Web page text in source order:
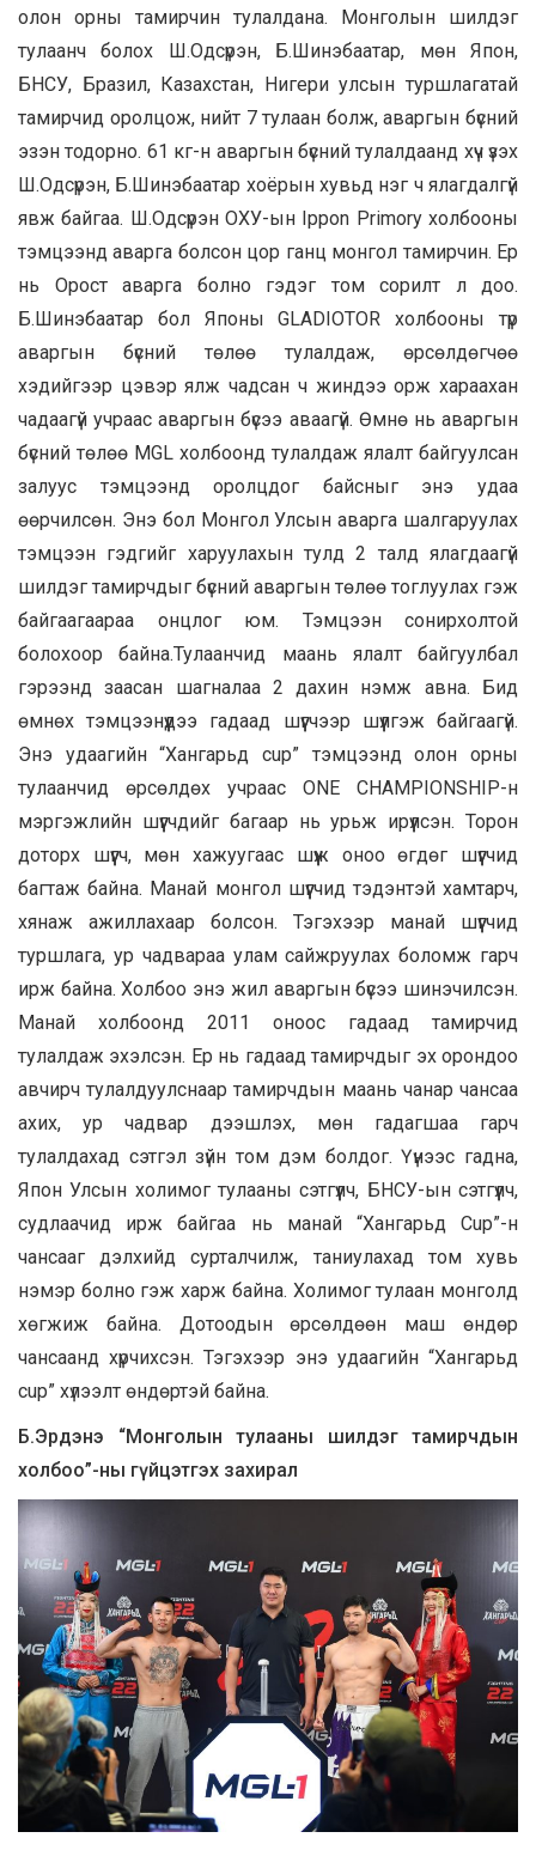
олон орны тамирчин тулалдана. Монголын шилдэг
тулаанч болох Ш.Одсүрэн, Б.Шинэбаатар, мөн Япон,
БНСУ, Бразил, Казахстан, Нигери улсын туршлагатай
тамирчид оролцож, нийт 7 тулаан болж, аваргын бүсний
эзэн тодорно. 61 кг-н аваргын бүсний тулалдаанд хүч үзэх
Ш.Одсүрэн, Б.Шинэбаатар хоёрын хувьд нэг ч ялагдалгүй
явж байгаа. Ш.Одсүрэн ОХУ-ын Ippon Primory холбооны
тэмцээнд аварга болсон цор ганц монгол тамирчин. Ер
нь Орост аварга болно гэдэг том сорилт л доо.
Б.Шинэбаатар бол Японы GLADIOTOR холбооны түр
аваргын бүсний төлөө тулалдаж, өрсөлдөгчөө
хэдийгээр цэвэр ялж чадсан ч жиндээ орж хараахан
чадаагүй учраас аваргын бүсээ аваагүй. Өмнө нь аваргын
бүсний төлөө MGL холбоонд тулалдаж ялалт байгуулсан
залуус тэмцээнд оролцдог байсныг энэ удаа
өөрчилсөн. Энэ бол Монгол Улсын аварга шалгаруулах
тэмцээн гэдгийг харуулахын тулд 2 талд ялагдаагүй
шилдэг тамирчдыг бүсний аваргын төлөө тоглуулах гэж
байгаагаараа онцлог юм. Тэмцээн сонирхолтой
болохоор байна.Тулаанчид маань ялалт байгуулбал
гэрээнд заасан шагналаа 2 дахин нэмж авна. Бид
өмнөх тэмцээнүүдээ гадаад шүүгчээр шүүлгэж байгаагүй.
Энэ удаагийн “Хангарьд cup” тэмцээнд олон орны
тулаанчид өрсөлдөх учраас ONE CHAMPIONSHIP-н
мэргэжлийн шүүгчдийг багаар нь урьж ирүүлсэн. Торон
доторх шүүгч, мөн хажуугаас шүүж оноо өгдөг шүүгчид
багтаж байна. Манай монгол шүүгчид тэдэнтэй хамтарч,
хянаж ажиллахаар болсон. Тэгэхээр манай шүүгчид
туршлага, ур чадвараа улам сайжруулах боломж гарч
ирж байна. Холбоо энэ жил аваргын бүсээ шинэчилсэн.
Манай холбоонд 2011 оноос гадаад тамирчид
тулалдаж эхэлсэн. Ер нь гадаад тамирчдыг эх орондоо
авчирч тулалдуулснаар тамирчдын маань чанар чансаа
ахих, ур чадвар дээшлэх, мөн гадагшаа гарч
тулалдахад сэтгэл зүйн том дэм болдог. Үүнээс гадна,
Япон Улсын холимог тулааны сэтгүүлч, БНСУ-ын сэтгүүлч,
судлаачид ирж байгаа нь манай “Хангарьд Cup”-н
чансааг дэлхийд сурталчилж, таниулахад том хувь
нэмэр болно гэж харж байна. Холимог тулаан монголд
хөгжиж байна. Дотоодын өрсөлдөөн маш өндөр
чансаанд хүрчихсэн. Тэгэхээр энэ удаагийн “Хангарьд
cup” хүлээлт өндөртэй байна.
Б.Эрдэнэ “Монголын тулааны шилдэг тамирчдын
холбоо”-ны гүйцэтгэх захирал